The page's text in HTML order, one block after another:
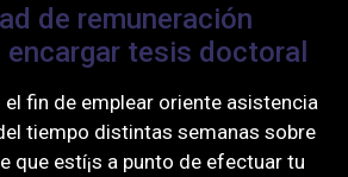
de remuneración
tesis doctoral
fin de emplear oriente asistencia
tiempo distintas semanas sobre
que estí¡s a punto de efectuar tu